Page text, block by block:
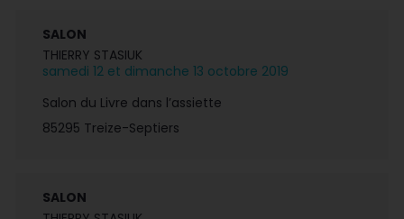
SALON
THIERRY STASIUK
samedi 12 et dimanche 13 octobre 2019
Salon du Livre dans l’assiette
85295 Treize-Septiers
SALON